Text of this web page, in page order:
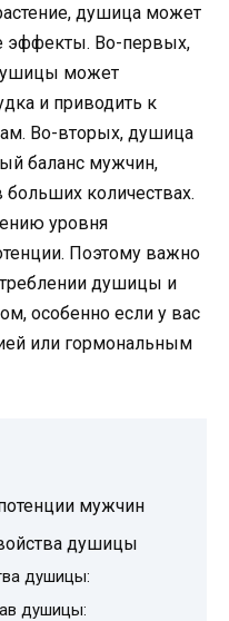
душица может
эффекты. Во-первых,
может
и приводить к
Во-вторых, душица
баланс мужчин,
количествах.
уровня
Поэтому важно
душицы и
особенно если у вас
или гормональным
мужчин
душицы
душицы:
душицы: